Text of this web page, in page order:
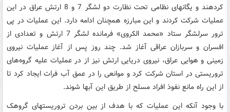
کردهند و یگانهای نظامی تحت نظارت دو لشگر 7 و 8 ارتش عراق در این
عملیات شرکت کردند و این مبارزه همچنان ادامه دارد. این عملیات در پی
ترور سرلشگر ستاد «محمد الکروی» فرمانده لشگر 7 ارتش و تعدادی از
افسران و سربازان عراقی آغاز شد. چند روز پس از آغاز عملیات نیروی
زمینی و هوایی عراق، نیروی دریایی ارتش نیز از در عملیات علیه گروه‌های
تروریستی در استان شرکت کرد و موانعی را در عمق آب فرات ایجاد کرد تا
از این راه مانع نفوذ افراد مسلح از طریق این آبها شوند.
با وجود آنکه این عملیات که با هدف از بین بردن تروریستهای گروهک